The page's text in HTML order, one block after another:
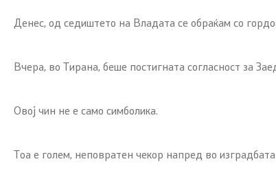
Денес, од седиштето на Владата се обраќам со
Вчера, во Тирана, беше постигната согласност за
Овој чин не е само симболика.
Тоа е голем, неповратен чекор напред во